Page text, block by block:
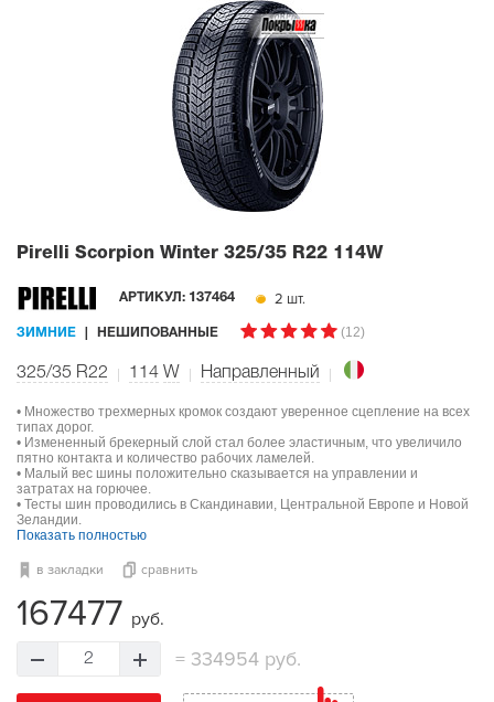
Pirelli Scorpion Winter 325/35 R22 114W
АРТИКУЛ: 137464 2 шт.
ЗИМНИЕ НЕШИПОВАННЫЕ (12)
325/35 R22 114 W Направленный
• Множество трехмерных кромок создают уверенное сцепление на всех
типах дорог.
• Измененный брекерный слой стал более эластичным, что увеличило
пятно контакта и количество рабочих ламелей.
• Малый вес шины положительно сказывается на управлении и
затратах на горючее.
• Тесты шин проводились в Скандинавии, Центральной Европе и Новой
Зеландии.
Показать полностью
в закладки сравнить
167477 руб.
2 =334954 руб.